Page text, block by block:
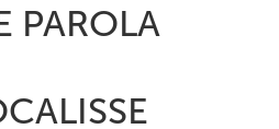
PAROLA